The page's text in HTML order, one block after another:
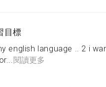
目標
english language .. 2 i
閱讀更多